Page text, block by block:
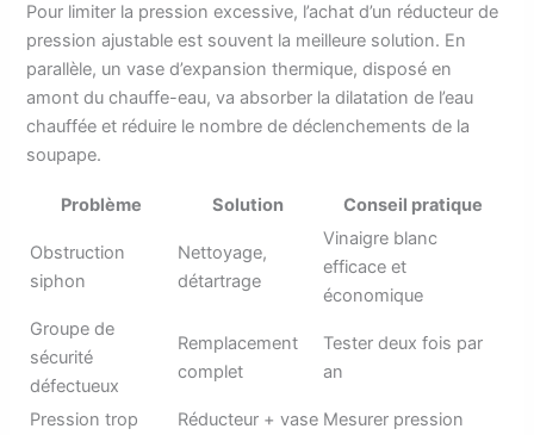
Pour limiter la pression excessive, l’achat d’un réducteur de
pression ajustable est souvent la meilleure solution. En
parallèle, un vase d’expansion thermique, disposé en
amont du chauffe-eau, va absorber la dilatation de l’eau
chauffée et réduire le nombre de déclenchements de la
soupape.
Problème Solution Conseil pratique
Obstruction
siphon
Nettoyage,
détartrage
Vinaigre blanc
efficace et
économique
Groupe de
sécurité
défectueux
Remplacement
complet
Tester deux fois par
an
Pression trop
Réducteur + vase Mesurer pression